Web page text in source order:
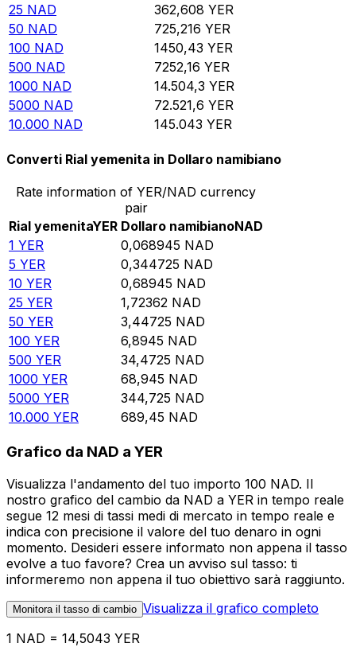
25 NAD 362,608 YER
50 NAD 725,216 YER
100 NAD 1450,43 YER
500 NAD 7252,16 YER
1000 NAD 14.504,3 YER
5000 NAD 72.521,6 YER
10.000 NAD 145.043 YER
Converti Rial yemenita in Dollaro namibiano
Rate information of YER/NAD currency
pair
Rial yemenitaYER Dollaro namibianoNAD
1 YER 0,068945 NAD
5 YER 0,344725 NAD
10 YER 0,68945 NAD
25 YER 1,72362 NAD
50 YER 3,44725 NAD
100 YER 6,8945 NAD
500 YER 34,4725 NAD
1000 YER 68,945 NAD
5000 YER 344,725 NAD
10.000 YER 689,45 NAD
Grafico da NAD a YER
Visualizza l'andamento del tuo importo 100 NAD. Il
nostro grafico del cambio da NAD a YER in tempo reale
segue 12 mesi di tassi medi di mercato in tempo reale e
indica con precisione il valore del tuo denaro in ogni
momento. Desideri essere informato non appena il tasso
evolve a tuo favore? Crea un avviso sul tasso: ti
informeremo non appena il tuo obiettivo sarà raggiunto.
Monitora il tasso di cambio Visualizza il grafico completo
1 NAD = 14,5043 YER